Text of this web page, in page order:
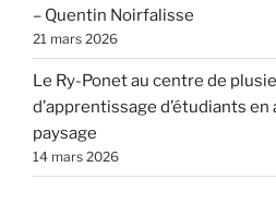
– Quentin Noirfalisse
21 mars 2026
Le Ry-Ponet au centre de
d’apprentissage d’étudiants
paysage
14 mars 2026